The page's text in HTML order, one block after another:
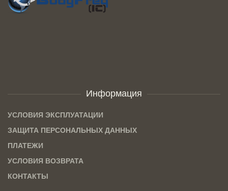
Информация
УСЛОВИЯ ЭКСПЛУАТАЦИИ
ЗАЩИТА ПЕРСОНАЛЬНЫХ ДАННЫХ
ПЛАТЕЖИ
УСЛОВИЯ ВОЗВРАТА
КОНТАКТЫ